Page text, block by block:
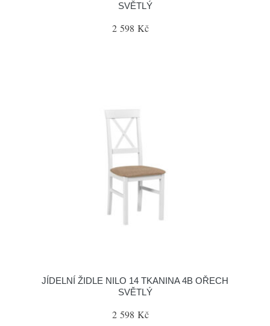
SVĚTLÝ
2 598 Kč
JÍDELNÍ ŽIDLE NILO 14 TKANINA 4B OŘECH
SVĚTLÝ
2 598 Kč